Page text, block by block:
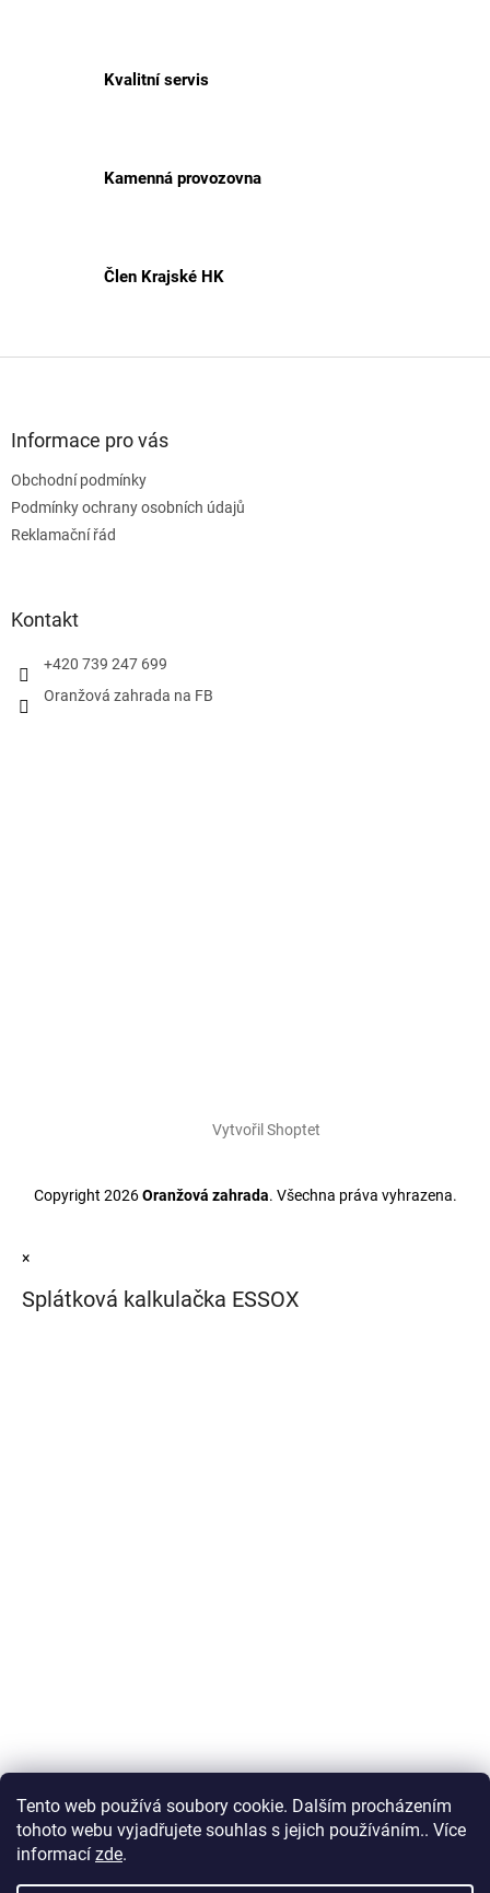
Tento web používá soubory cookie. Dalším procházením
tohoto webu vyjadřujete souhlas s jejich používáním.. Více
informací zde.
Kvalitní servis
Kamenná provozovna
Člen Krajské HK
Informace pro vás
Obchodní podmínky
Podmínky ochrany osobních údajů
Reklamační řád
Kontakt
+420 739 247 699
Oranžová zahrada na FB
Vytvořil Shoptet
Copyright 2026Oranžová zahrada. Všechna práva vyhrazena.
×
Splátková kalkulačka ESSOX